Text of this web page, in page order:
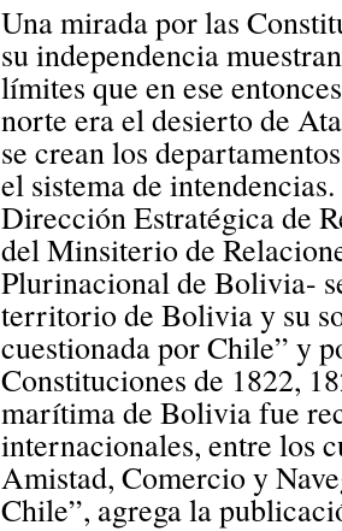
Una mirada por las
su independencia
límites que en ese
norte era el desierto de
se crean los
el sistema de
Dirección Estratégica de
del Minsiterio de
Plurinacional de Bolivia-
territorio de Bolivia y su
cuestionada por Chile” y
Constituciones de 1822,
marítima de Bolivia fue
internacionales, entre los
Amistad, Comercio y
Chile”, agrega la